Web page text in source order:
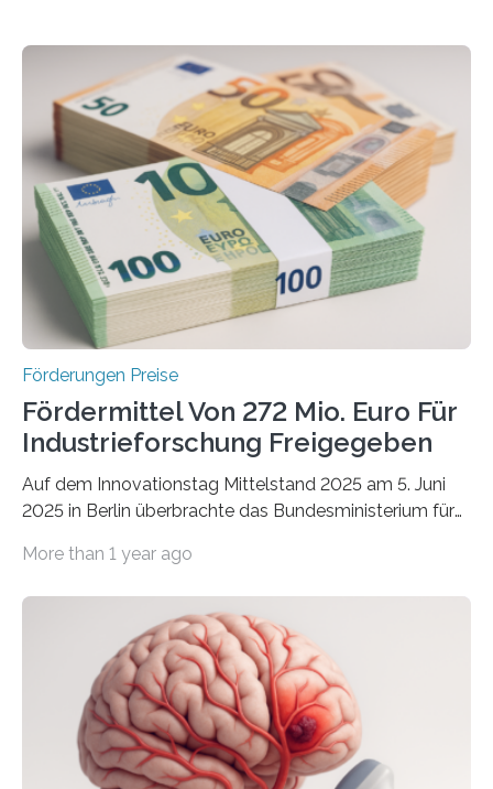
Förderungen Preise
Fördermittel Von 272 Mio. Euro Für
Industrieforschung Freigegeben
Auf dem Innovationstag Mittelstand 2025 am 5. Juni
2025 in Berlin überbrachte das Bundesministerium für
Überplanmäßige Verpflichtungsermächtigungen in
Woche vom Haushaltsausschuss freigegeben – unter
anderem zur Unterstützung der
Industrieforschungsprogramme Industrielle
Gemeinschaftsforschung (IGF), Zentrales
Innovationsprogramm Mittelstand (ZIM) und
Innovationskompetenz INNO-KOM. Auf dem
Innovationstag Mittelstand 2025 am 5. Juni 2025 in
More than 1 year ago